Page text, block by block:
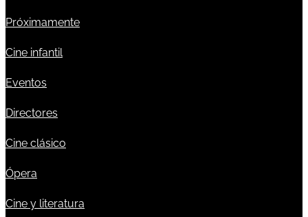
Próximamente
Cine infantil
Eventos
Directores
Cine clásico
Ópera
Cine y literatura